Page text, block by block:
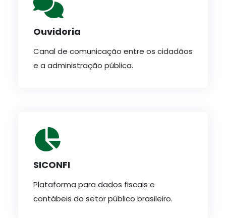
Ouvidoria
Canal de comunicação entre os cidadãos
e a administração pública.
SICONFI
Plataforma para dados fiscais e
contábeis do setor público brasileiro.